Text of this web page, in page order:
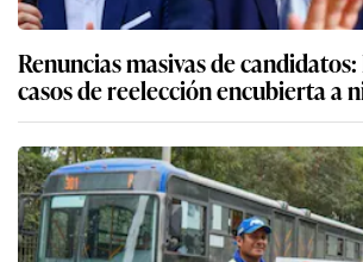
Renuncias masivas de candidatos:
casos de reelección encubierta a